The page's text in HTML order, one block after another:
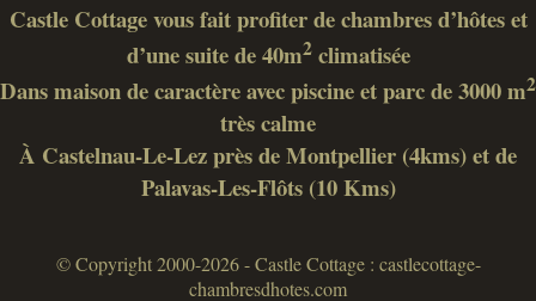
Castle Cottage vous fait profiter de chambres d’hôtes et
d’une suite de 40m2climatisée
Dans maison de caractère avec piscine et parc de 3000 m2
très calme
À Castelnau-Le-Lez près de Montpellier (4kms) et de
Palavas-Les-Flôts (10 Kms)
© Copyright 2000-2026 - Castle Cottage : castlecottage-
chambresdhotes.com